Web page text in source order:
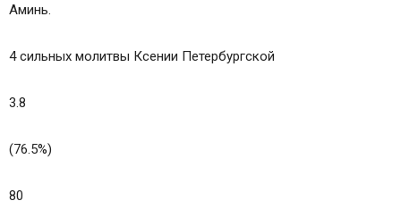
Аминь.
4 сильных молитвы Ксении Петербургской
3.8
(76.5%)
80